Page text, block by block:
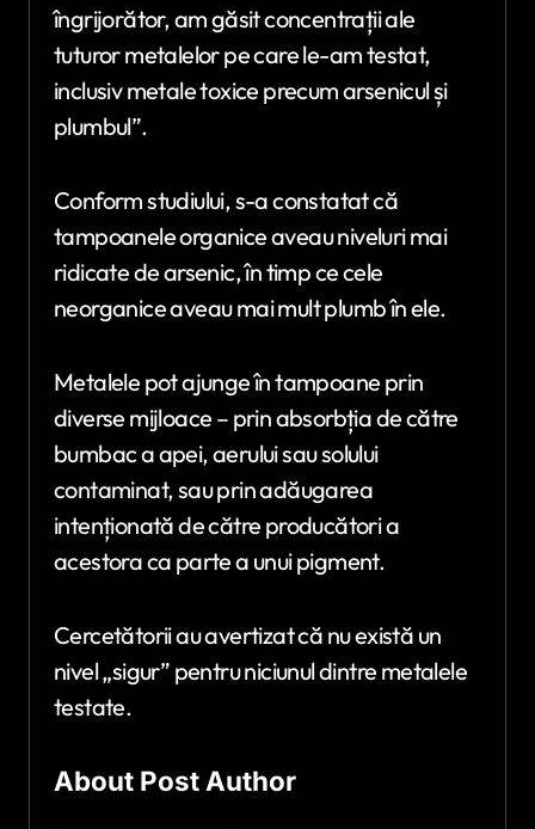
îngrijorător, am găsit concentrații ale
tuturor metalelor pe care le-am testat,
inclusiv metale toxice precum arsenicul și
plumbul”.
Conform studiului, s-a constatat că
tampoanele organice aveau niveluri mai
ridicate de arsenic, în timp ce cele
neorganice aveau mai mult plumb în ele.
Metalele pot ajunge în tampoane prin
diverse mijloace – prin absorbția de către
bumbac a apei, aerului sau solului
contaminat, sau prin adăugarea
intenționată de către producători a
acestora ca parte a unui pigment.
Cercetătorii au avertizat că nu există un
nivel „sigur” pentru niciunul dintre metalele
testate.
About Post Author